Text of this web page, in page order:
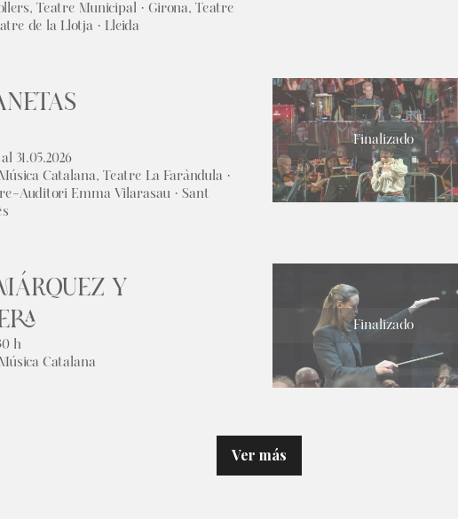
Teatre Municipal · Girona, Teatre
de la Llotja · Lleida
31.05.2026
Catalana, Teatre La Faràndula ·
Auditori Emma Vilarasau · Sant
Finalizado
Y
h
Catalana
Finalizado
Ver más